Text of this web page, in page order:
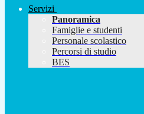
Servizi
Panoramica
Famiglie e studenti
Personale scolastico
Percorsi di studio
BES